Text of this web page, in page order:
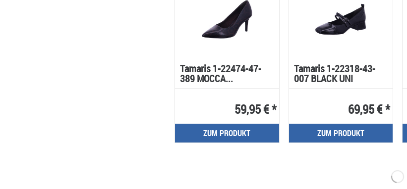
Tamaris 1-22474-47-
389 MOCCA...
59,95 € *
ZUM PRODUKT
Tamaris 1-22318-43-
007 BLACK UNI
69,95 € *
ZUM PRODUKT